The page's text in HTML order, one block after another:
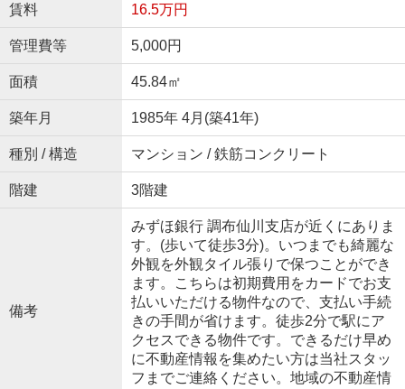
賃料 16.5万円
管理費等 5,000円
面積 45.84㎡
築年月 1985年 4月(築41年)
種別 / 構造 マンション / 鉄筋コンクリート
階建 3階建
備考
みずほ銀行 調布仙川支店が近くにありま
す。(歩いて徒歩3分)。いつまでも綺麗な
外観を外観タイル張りで保つことができ
ます。こちらは初期費用をカードでお支
払いいただける物件なので、支払い手続
きの手間が省けます。徒歩2分で駅にア
クセスできる物件です。できるだけ早め
に不動産情報を集めたい方は当社スタッ
フまでご連絡ください。地域の不動産情